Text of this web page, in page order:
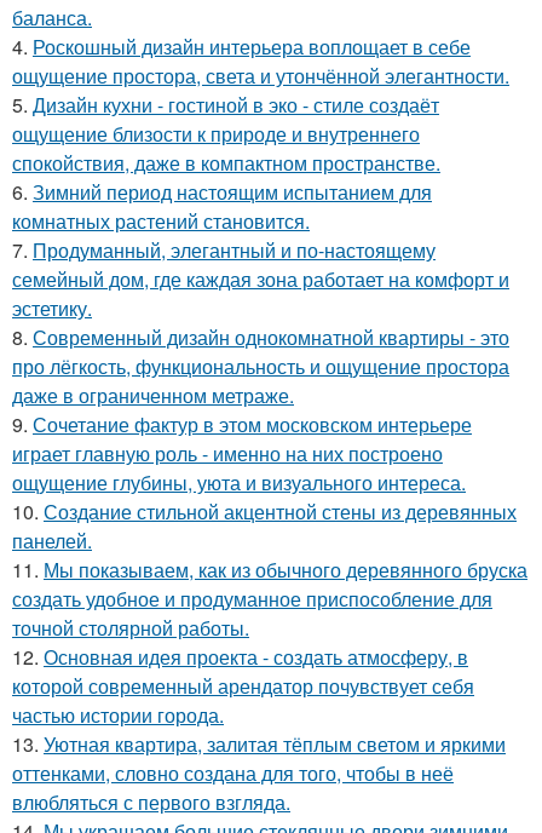
баланса.
4. Роскошный дизайн интерьера воплощает в себе
ощущение простора, света и утончённой элегантности.
5. Дизайн кухни - гостиной в эко - стиле создаёт
ощущение близости к природе и внутреннего
спокойствия, даже в компактном пространстве.
6. Зимний период настоящим испытанием для
комнатных растений становится.
7. Продуманный, элегантный и по-настоящему
семейный дом, где каждая зона работает на комфорт и
эстетику.
8. Современный дизайн однокомнатной квартиры - это
про лёгкость, функциональность и ощущение простора
даже в ограниченном метраже.
9. Сочетание фактур в этом московском интерьере
играет главную роль - именно на них построено
ощущение глубины, уюта и визуального интереса.
10. Создание стильной акцентной стены из деревянных
панелей.
11. Мы показываем, как из обычного деревянного бруска
создать удобное и продуманное приспособление для
точной столярной работы.
12. Основная идея проекта - создать атмосферу, в
которой современный арендатор почувствует себя
частью истории города.
13. Уютная квартира, залитая тёплым светом и яркими
оттенками, словно создана для того, чтобы в неё
влюбляться с первого взгляда.